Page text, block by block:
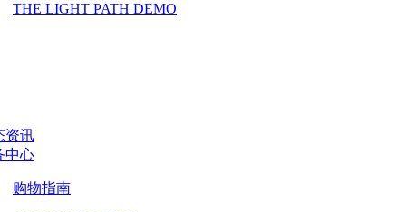
THE LIGHT PATH DEMO
资讯
中心
购物指南